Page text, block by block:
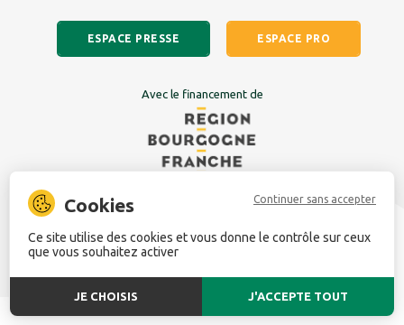
ESPACE PRESSE ESPACE PRO
Avec le financement de
Doubs Horloger |Mentions légales
par l'agence
Ce site utilise des cookies et vous donne le contrôle sur ceux
que vous souhaitez activer
J'ACCEPTE TOUT
Continuer sans accepter
JE CHOISIS